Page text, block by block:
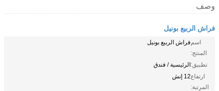
وصف
فراش الربيع بونيل
اسم
المنتج:
فراش الربيع بونيل
تطبيق:الرئيسية / فندق
ارتفاع
المرتبة:
12 إنش